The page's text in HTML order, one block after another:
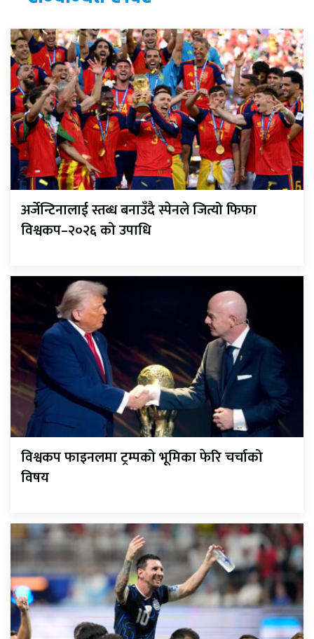
अर्जेन्टिनालाई स्तब्ध बनाउँदै स्पेनले जित्यो फिफा
विश्वकप–२०२६ को उपाधि
विश्वकप फाइनलमा ट्रम्पको भूमिका फेरि चर्चाको
विषय